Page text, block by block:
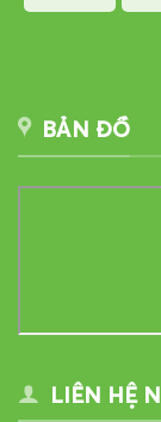
BẢN ĐỒ
LIÊN HỆ